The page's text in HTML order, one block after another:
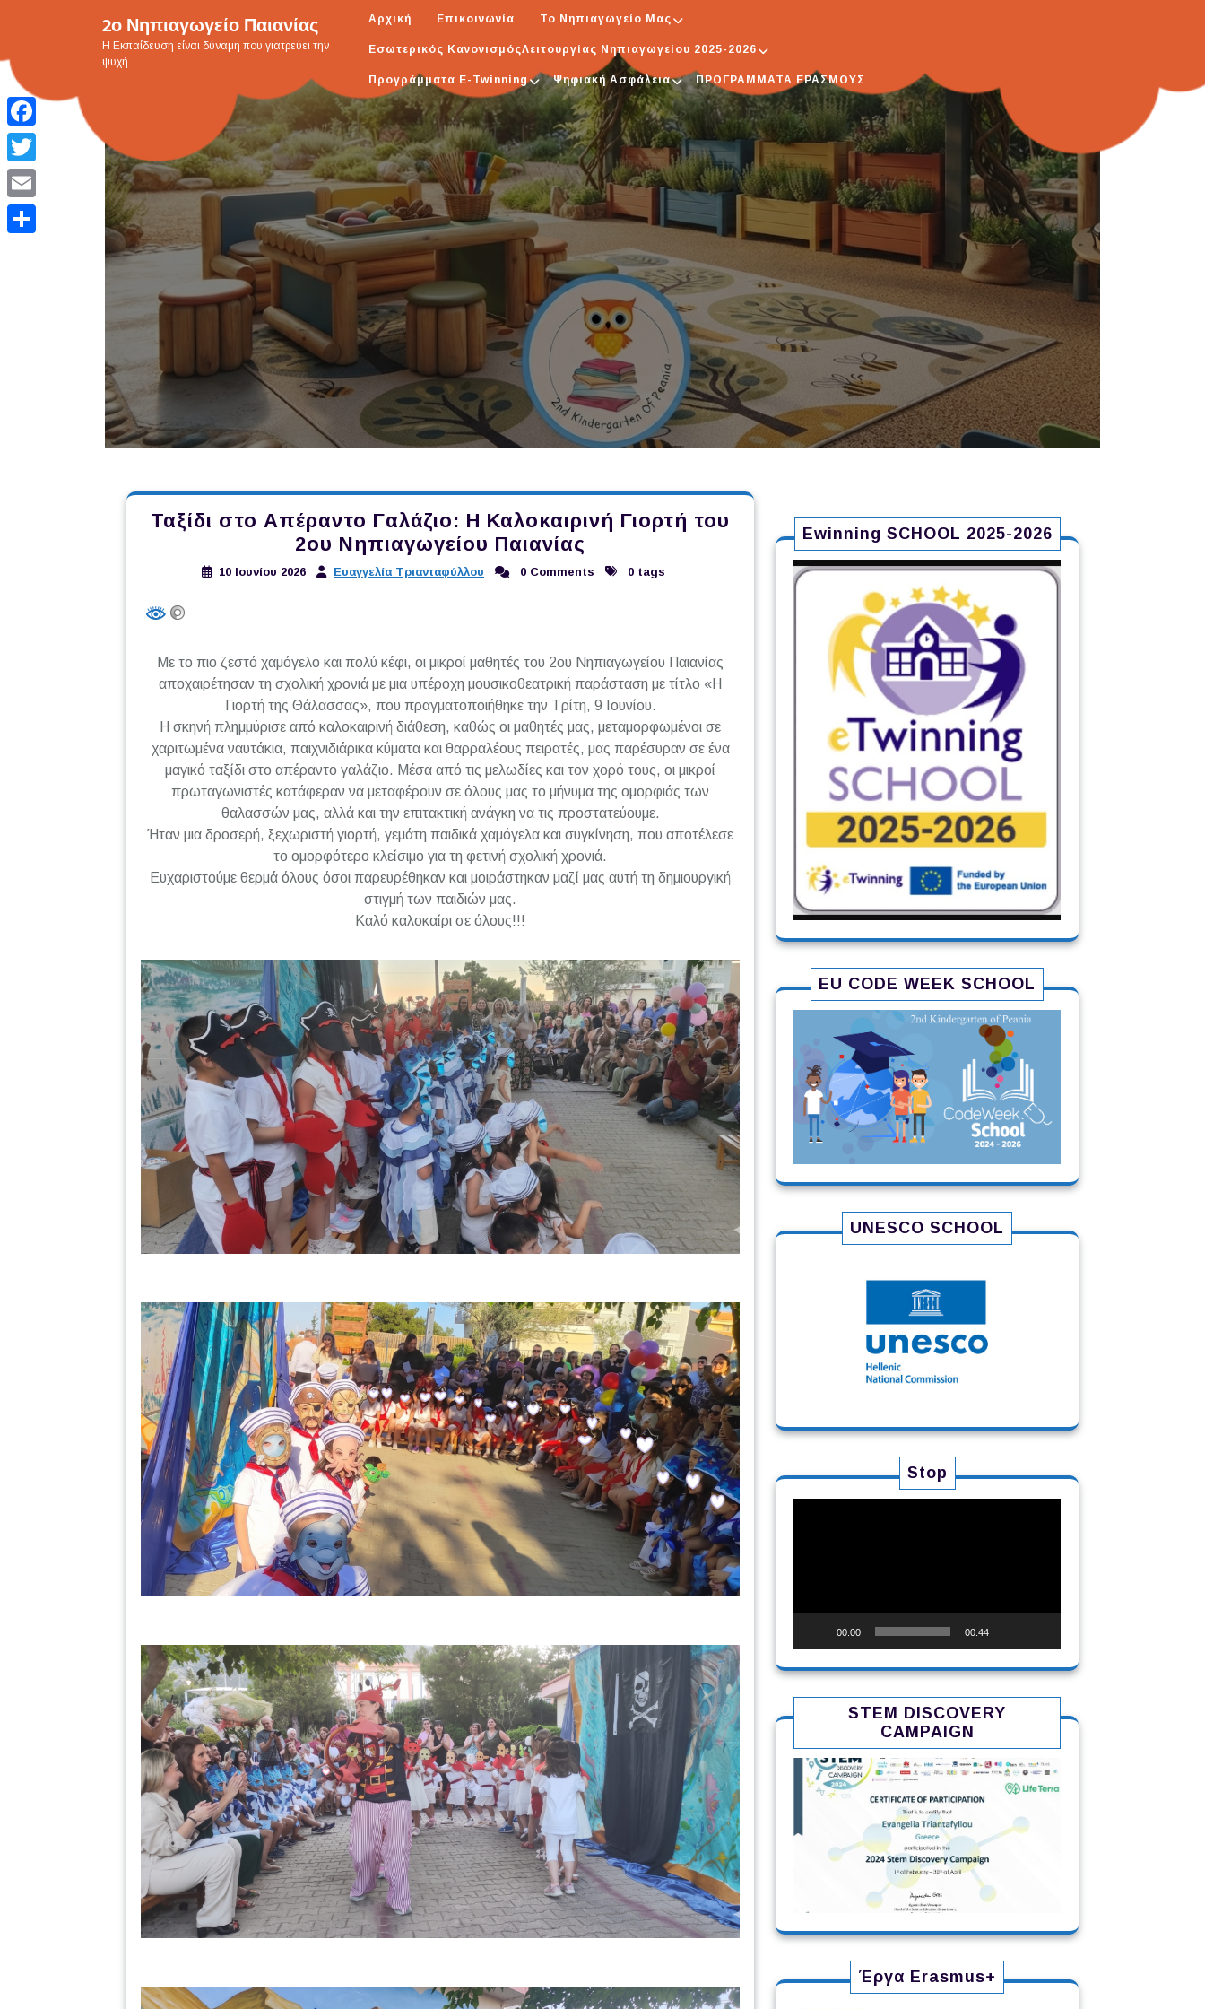
to
content
2ο Νηπιαγωγείο Παιανίας
H Εκπαίδευση είναι δύναμη που γιατρεύει την
ψυχή
Αρχική Επικοινωνία Το Νηπιαγωγείο Μας
Εσωτερικός ΚανονισμόςΛειτουργίας Νηπιαγωγείου 2025-2026
Προγράμματα E-Twinning Ψηφιακή Ασφάλεια ΠΡΟΓΡΑΜΜΑΤΑ ΕΡΑΣΜΟΥΣ
Ταξίδι στο Απέραντο Γαλάζιο: Η Καλοκαιρινή Γιορτή του
2ου Νηπιαγωγείου Παιανίας
10 Ιουνίου 2026 Ευαγγελία Τριανταφύλλου 0 Comments 0 tags
Με το πιο ζεστό χαμόγελο και πολύ κέφι, οι μικροί μαθητές του 2ου Νηπιαγωγείου Παιανίας
αποχαιρέτησαν τη σχολική χρονιά με μια υπέροχη μουσικοθεατρική παράσταση με τίτλο «Η
Γιορτή της Θάλασσας», που πραγματοποιήθηκε την Τρίτη, 9 Ιουνίου.
Η σκηνή πλημμύρισε από καλοκαιρινή διάθεση, καθώς οι μαθητές μας, μεταμορφωμένοι σε
χαριτωμένα ναυτάκια, παιχνιδιάρικα κύματα και θαρραλέους πειρατές, μας παρέσυραν σε ένα
μαγικό ταξίδι στο απέραντο γαλάζιο. Μέσα από τις μελωδίες και τον χορό τους, οι μικροί
πρωταγωνιστές κατάφεραν να μεταφέρουν σε όλους μας το μήνυμα της ομορφιάς των
θαλασσών μας, αλλά και την επιτακτική ανάγκη να τις προστατεύουμε.
Ήταν μια δροσερή, ξεχωριστή γιορτή, γεμάτη παιδικά χαμόγελα και συγκίνηση, που αποτέλεσε
το ομορφότερο κλείσιμο για τη φετινή σχολική χρονιά.
Ευχαριστούμε θερμά όλους όσοι παρευρέθηκαν και μοιράστηκαν μαζί μας αυτή τη δημιουργική
στιγμή των παιδιών μας.
Καλό καλοκαίρι σε όλους!!!
Εwinning SCHOOL 2025-2026
EU CODE WEEK SCHOOL
UNESCO SCHOOL
Stop
00:00 00:44
STEM DISCOVERY
CAMPAIGN
Έργα Erasmus+
Facebook
Twitter
Email